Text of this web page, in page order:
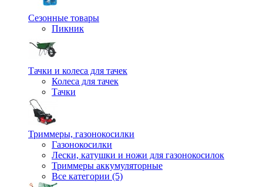
Сезонные товары
Пикник
Тачки и колеса для тачек
Колеса для тачек
Тачки
Триммеры, газонокосилки
Газонокосилки
Лески, катушки и ножи для газонокосилок
Триммеры аккумуляторные
Все категории (5)